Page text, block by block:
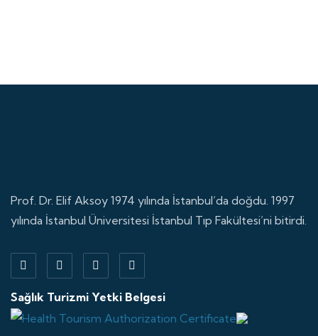
Prof. Dr. Elif Aksoy 1974 yılında İstanbul’da doğdu. 1997
yılında İstanbul Üniversitesi İstanbul Tıp Fakültesi’ni bitirdi.
Sağlık Turizmi Yetki Belgesi